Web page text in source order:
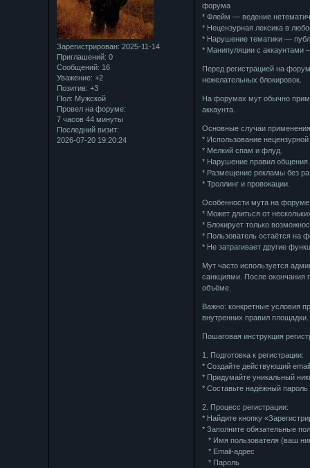
Зарегистрирован: 2025-11-14
Приглашений: 0
Сообщений: 16
Уважение: +2
Позитив: +3
Пол: Мужской
Провел на форуме:
7 часов 44 минуты
Последний визит:
2026-07-20 19:20:24
форума
* Флейм — ведение
* Нецензурная лексика в
* Нарушение тематики —
* Манипуляции с аккаунтами
Перед регистрацией на
нежелательных блокировок.
На форумах мут обычно
аккаунта.
Основные случаи
* Использование нецензурной
* Мелкий спам и флуд.
* Нарушение правил общения.
* Размещение рекламы без
* Троллинг и провокации.
Особенности мута на
* Может длиться от
* Блокирует только
* Пользователь остаётся на
* Не затрагивает другие
Мут часто используется
санкциями. После окончания
объёме.
Важно: конкретные условия
внутренних правил площадки.
Пошаговая инструкция
1. Подготовка к регистрации:
* Создайте действующий
* Придумайте уникальный
* Составьте надёжный пароль
2. Процесс регистрации:
* Найдите кнопку
* Заполните обязательные
* Имя пользователя (ваш
* Email-адрес
* Пароль